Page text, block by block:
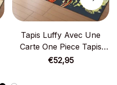
Tapis Luffy Avec Une
Carte One Piece Tapis
Chambre
€52,95